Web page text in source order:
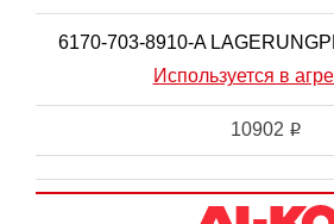
6170-703-8910-A
Используется в
10902 i